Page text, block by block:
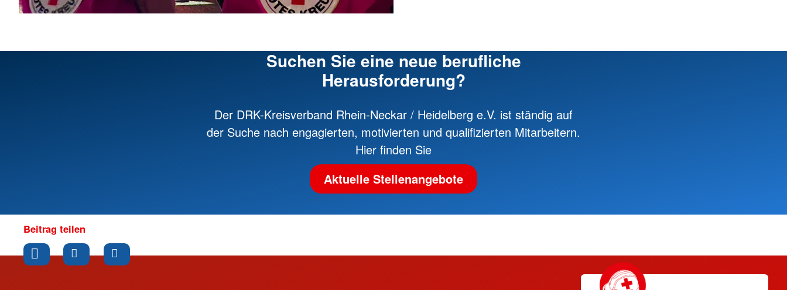
Suchen Sie eine neue berufliche
Herausforderung?
Der DRK-Kreisverband Rhein-Neckar / Heidelberg e.V. ist ständig auf
der Suche nach engagierten, motivierten und qualifizierten Mitarbeitern.
Hier finden Sie
Aktuelle Stellenangebote
Beitrag teilen